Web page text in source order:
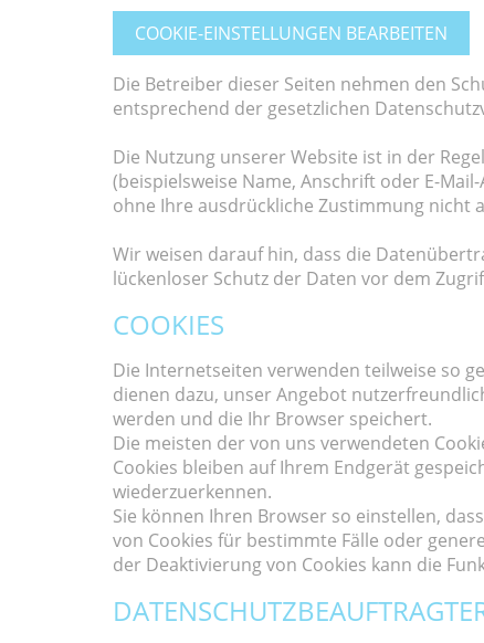
COOKIE-EINSTELLUNGEN BEARBEITEN
Die Betreiber dieser Seiten nehmen den
entsprechend der gesetzlichen
Die Nutzung unserer Website ist in der
(beispielsweise Name, Anschrift oder E-
ohne Ihre ausdrückliche Zustimmung nicht
Wir weisen darauf hin, dass die
lückenloser Schutz der Daten vor dem
COOKIES
Die Internetseiten verwenden teilweise so
dienen dazu, unser Angebot
werden und die Ihr Browser speichert.
Die meisten der von uns verwendeten
Cookies bleiben auf Ihrem Endgerät
wiederzuerkennen.
Sie können Ihren Browser so einstellen,
von Cookies für bestimmte Fälle oder
der Deaktivierung von Cookies kann die